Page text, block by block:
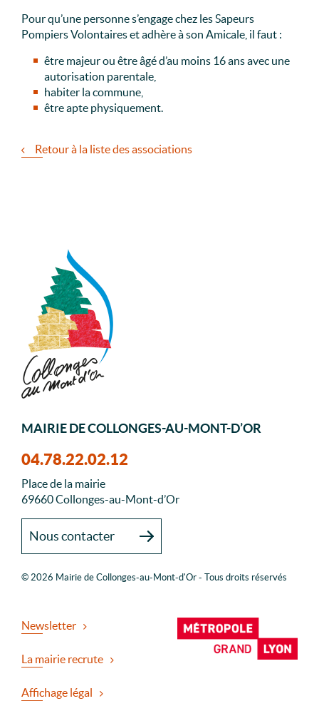
Pour qu’une personne s’engage chez les Sapeurs
Pompiers Volontaires et adhère à son Amicale, il faut :
être majeur ou être âgé d’au moins 16 ans avec une
autorisation parentale,
habiter la commune,
être apte physiquement.
Retour à la liste des associations
MAIRIE DE COLLONGES-AU-MONT-D’OR
04.78.22.02.12
Place de la mairie
69660 Collonges-au-Mont-d’Or
Nous contacter
© 2026 Mairie de Collonges-au-Mont-d'Or - Tous droits réservés
Newsletter
La mairie recrute
Affichage légal